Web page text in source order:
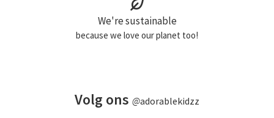
We're sustainable
because we love our planet too!
Volg ons @adorablekidzz